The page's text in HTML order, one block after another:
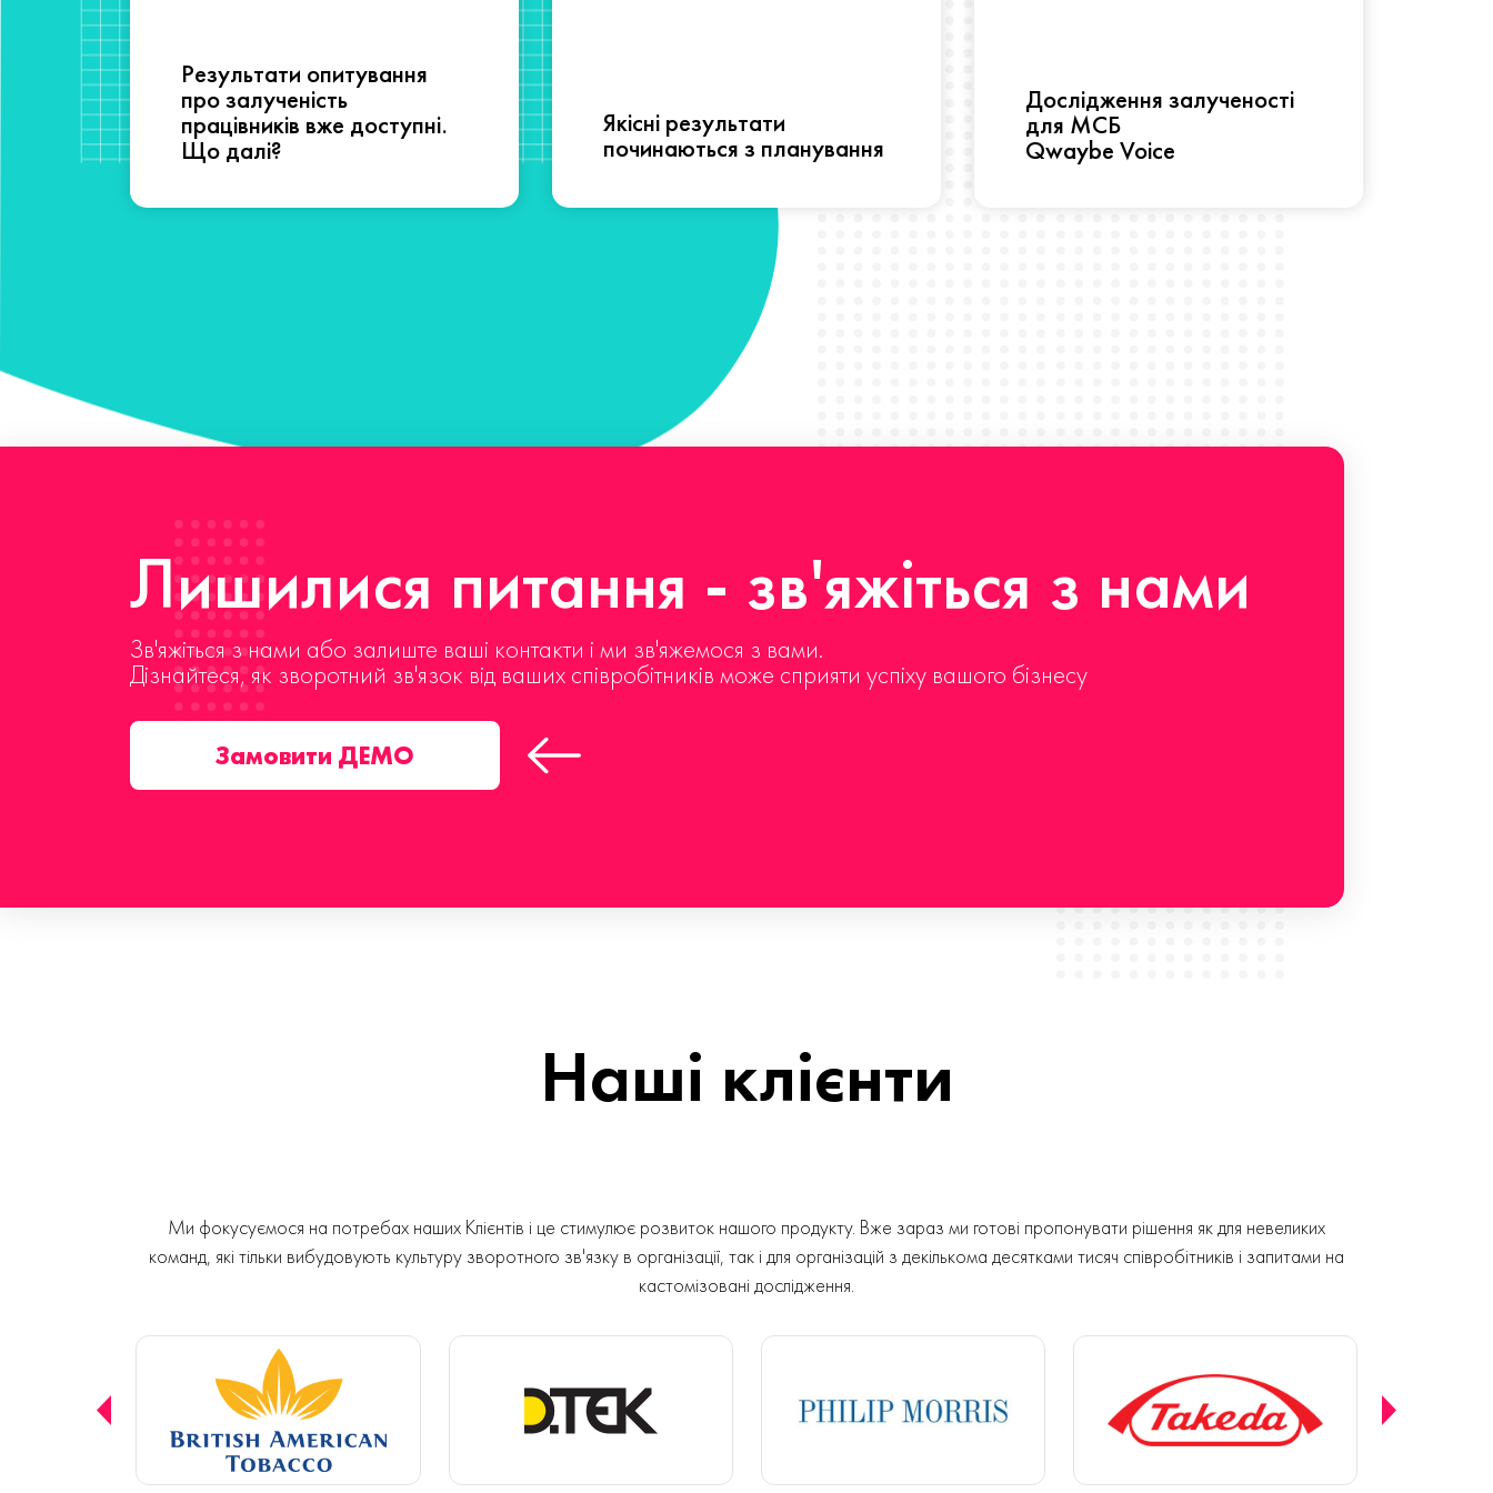
Результати опитування
про залученість
працівників вже доступні.
Що далі?
Якісні результати
починаються з планування
Дослідження залученості
для МСБ
Qwaybe Voice
Лишилися питання - зв'яжіться з нами
Зв'яжіться з нами або залиште ваші контакти і ми зв'яжемося з вами.
Дізнайтеся, як зворотний зв'язок від ваших співробітників може сприяти успіху вашого бізнесу
Замовити ДЕМО
Наші клієнти
Ми фокусуємося на потребах наших Клієнтів і це стимулює розвиток нашого продукту. Вже зараз ми готові пропонувати рішення як для невеликих
команд, які тільки вибудовують культуру зворотного зв'язку в організації, так і для організацій з декількома десятками тисяч співробітників і запитами на
кастомізовані дослідження.